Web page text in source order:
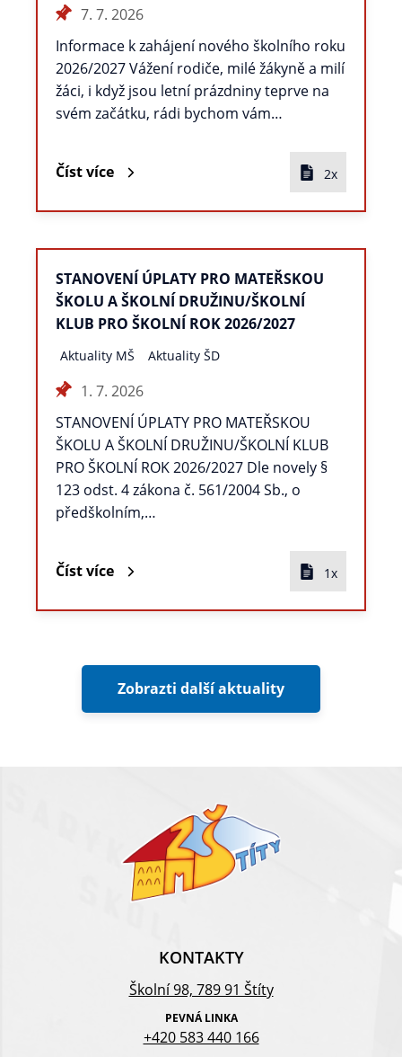
7. 7. 2026
Informace k zahájení nového školního roku
2026/2027 Vážení rodiče, milé žákyně a milí
žáci, i když jsou letní prázdniny teprve na
svém začátku, rádi bychom vám…
Číst více 2x
STANOVENÍ ÚPLATY PRO MATEŘSKOU
ŠKOLU A ŠKOLNÍ DRUŽINU/ŠKOLNÍ
KLUB PRO ŠKOLNÍ ROK 2026/2027
Aktuality MŠ Aktuality ŠD
1. 7. 2026
STANOVENÍ ÚPLATY PRO MATEŘSKOU
ŠKOLU A ŠKOLNÍ DRUŽINU/ŠKOLNÍ KLUB
PRO ŠKOLNÍ ROK 2026/2027 Dle novely §
123 odst. 4 zákona č. 561/2004 Sb., o
předškolním,…
Číst více 1x
Zobrazti další aktuality
KONTAKTY
Školní 98, 789 91 Štíty
PEVNÁ LINKA
+420 583 440 166